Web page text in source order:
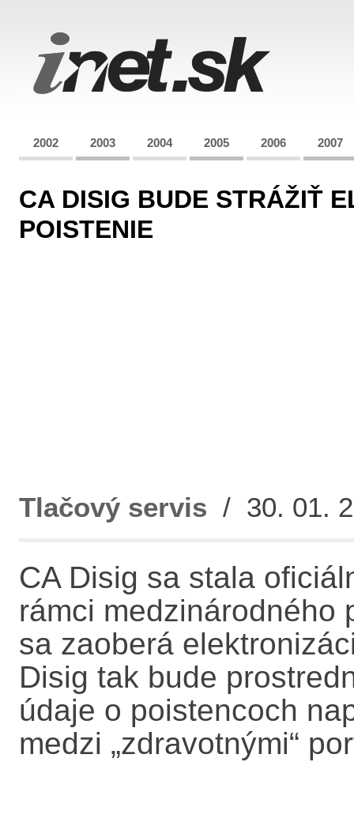
2002 2003 2004 2005 2006 2007
CA DISIG BUDE STRÁŽIŤ
POISTENIE
Tlačový servis / 30. 01.
CA Disig sa stala
rámci medzinárodného
sa zaoberá
Disig tak bude
údaje o poistencoch
medzi „zdravotnými“